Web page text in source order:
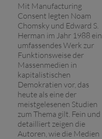
Mit Manufacturing
Consent legten Noam
Chomsky und Edward S.
Herman im Jahr 1988 ein
umfassendes Werk zur
Funktionsweise der
Massenmedien in
kapitalistischen
Demokratien vor, das
heute als eine der
meistgelesenen Studien
zum Thema gilt. Fein und
detailliert zeigen die
Autoren, wie die Medien